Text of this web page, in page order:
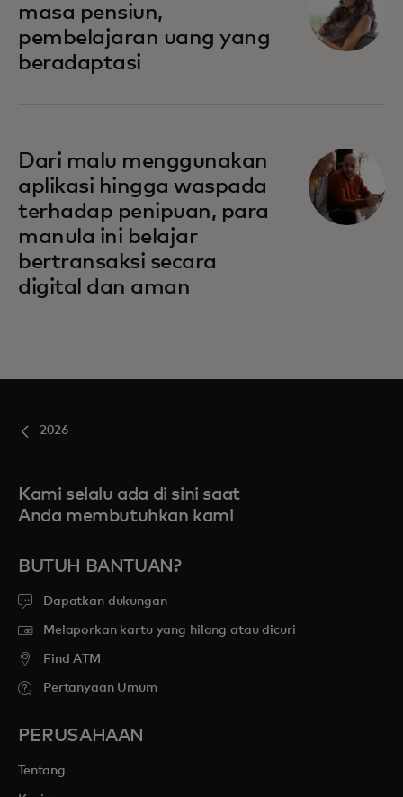
masa pensiun,
pembelajaran uang yang
beradaptasi
Dari malu menggunakan
aplikasi hingga waspada
terhadap penipuan, para
manula ini belajar
bertransaksi secara
digital dan aman
2026
Kami selalu ada di sini saat
Anda membutuhkan kami
BUTUH BANTUAN?
Dapatkan dukungan
Melaporkan kartu yang hilang atau dicuri
Find ATM
Pertanyaan Umum
PERUSAHAAN
Tentang